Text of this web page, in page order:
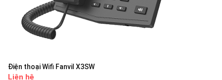
Điện thoại Wifi Fanvil X3SW
Liên hệ